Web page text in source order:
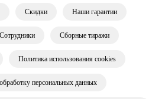
Скидки Наши гарантии
Сотрудники Сборные тиражи
Политика использования cookies
персональных данных